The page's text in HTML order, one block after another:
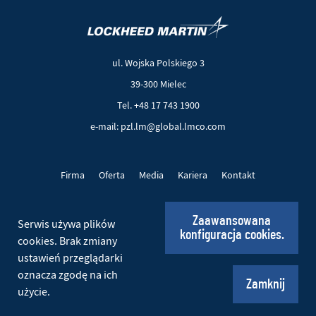
ul. Wojska Polskiego 3
39-300 Mielec
Tel. +48 17 743 1900
e-mail: pzl.lm@global.lmco.com
Firma Oferta Media Kariera Kontakt
© 2026 PZL Mielec. Wszelkie prawa zastrzeżone.
Social
Serwis używa plików
cookies. Brak zmiany
ustawień przeglądarki
oznacza zgodę na ich
użycie.
Zaawansowana
konfiguracja cookies.
Zamknij